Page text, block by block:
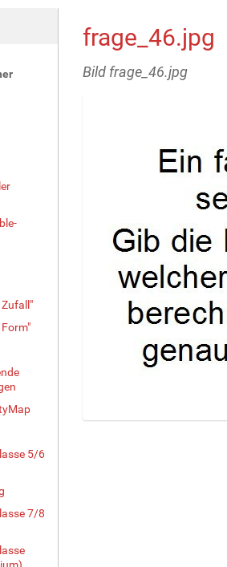
5/6
7/8
frage_46.jpg
Bild frage_46.jpg